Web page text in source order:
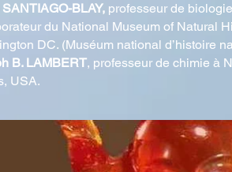
BLAY, professeur de
du National Museum of Natural
DC. (Muséum national d’histoire
B. LAMBERT, professeur de chimie à
USA.